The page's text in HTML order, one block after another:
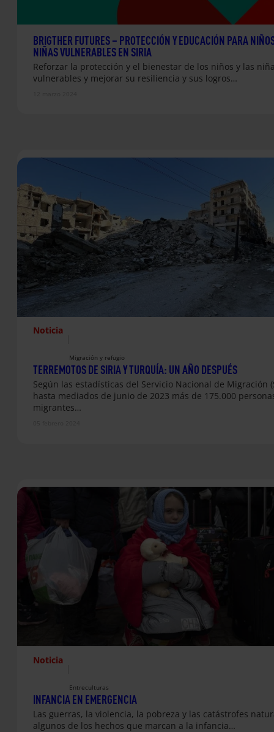
BRIGTHER FUTURES – PROTECCIÓN Y EDUCACIÓN PARA
NIÑAS VULNERABLES EN SIRIA
Reforzar la protección y el bienestar de los niños y las
vulnerables y mejorar su resiliencia y sus logros…
Noticia
Migración y refugio
TERREMOTOS DE SIRIA Y TURQUÍA: UN AÑO DESPUÉS
Según las estadísticas del Servicio Nacional de Migración
hasta mediados de junio de 2023 más de 175.000
migrantes…
Noticia
Entreculturas
INFANCIA EN EMERGENCIA
Las guerras, la violencia, la pobreza y las catástrofes
algunos de los hechos que marcan a la infancia…